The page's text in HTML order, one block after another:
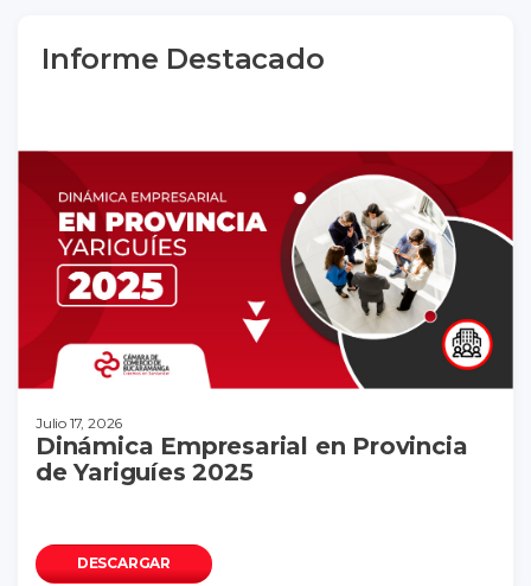
Informe Destacado
Julio 17, 2026
Dinámica Empresarial en Provincia
de Yariguíes 2025
DESCARGAR